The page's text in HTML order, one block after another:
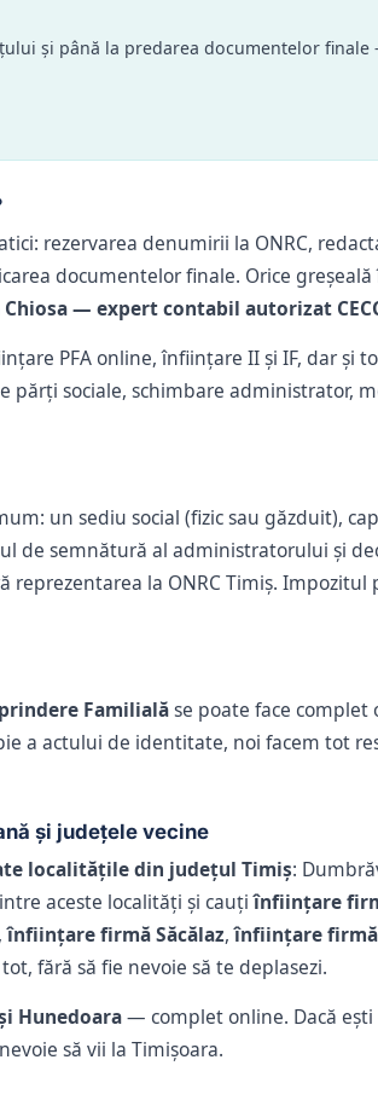
și până la predarea documentelor
rezervarea denumirii la ONRC,
documentelor finale. Orice
— expert contabil autorizat
PFA online, înființare II și IF, dar și
părți sociale, schimbare
un sediu social (fizic sau găzduit),
de semnătură al administratorului și
la ONRC Timiș.
Familialăse poate face complet
a actului de identitate, noi facem tot
și județele vecine
localitățile din județul Timiș:
aceste localități și cauțiînființare
,înființare firmă Săcălaz,înființare
fără să fie nevoie să te deplasezi.
Hunedoara— complet online. Dacă ești
să vii la Timișoara.